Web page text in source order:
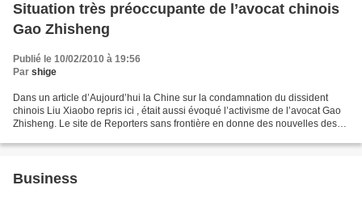
Situation très préoccupante de l’avocat chinois
Gao Zhisheng
Publié le 10/02/2010 à 19:56
Par shige
Dans un article d’Aujourd’hui la Chine sur la condamnation du dissident
chinois Liu Xiaobo repris ici , était aussi évoqué l’activisme de l’avocat Gao
Zhisheng. Le site de Reporters sans frontière en donne des nouvelles des
Business